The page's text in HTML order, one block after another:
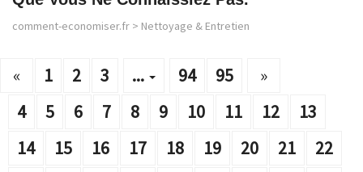
comment-economiser.fr > Nettoyage & Entretien
« 1 2 3
...
4
5 6 7 8 9 10 11 12
13
14
15 16 17 18 19 20 21
22
94 95 »